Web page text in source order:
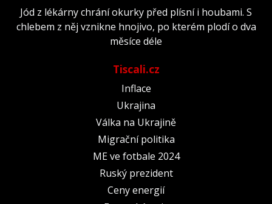
Jód z lékárny chrání okurky před plísní i houbami. S
chlebem z něj vznikne hnojivo, po kterém plodí o dva
měsíce déle
Tiscali.cz
Inflace
Ukrajina
Válka na Ukrajině
Migrační politika
ME ve fotbale 2024
Ruský prezident
Ceny energií